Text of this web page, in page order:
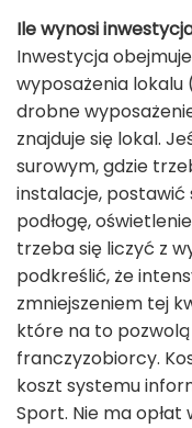
Ile wynosi
Inwestycja
wyposażenia
drobne
znajduje się lokal.
surowym, gdzie
instalacje, postawić
podłogę,
trzeba się liczyć z
podkreślić, że
zmniejszeniem tej
które na to
franczyzobiorcy.
koszt systemu
Sport. Nie ma